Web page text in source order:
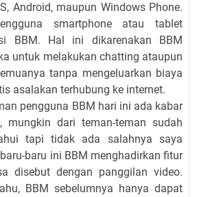
Android, maupun Windows Phone.
smartphone atau tablet
BBM. Hal ini dikarenakan BBM
untuk melakukan chatting ataupun
tanpa mengeluarkan biaya
asalakan terhubung ke internet.
pengguna BBM hari ini ada kabar
mungkin dari teman-teman sudah
tapi tidak ada salahnya saya
baru ini BBM menghadirkan fitur
disebut dengan panggilan video.
BBM sebelumnya hanya dapat